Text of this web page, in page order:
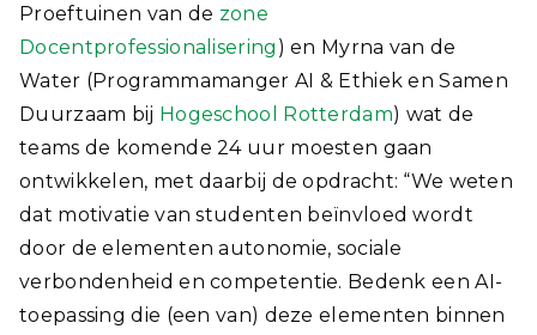
Proeftuinen van de zone
Docentprofessionalisering ) en Myrna van de
Water (Programmamanger AI & Ethiek en Samen
Duurzaam bij Hogeschool Rotterdam) wat de
teams de komende 24 uur moesten gaan
ontwikkelen, met daarbij de opdracht: “We weten
dat motivatie van studenten beïnvloed wordt
door de elementen autonomie, sociale
verbondenheid en competentie. Bedenk een AI-
toepassing die (een van) deze elementen binnen